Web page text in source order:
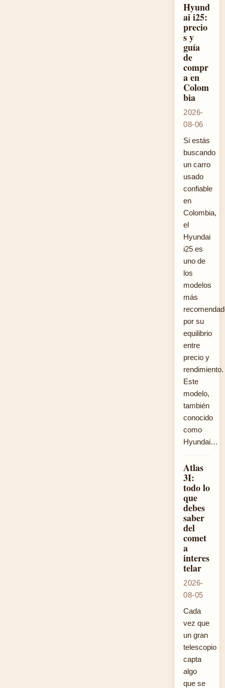
Hyund
ai i25:
precio
s y
guía
de
compr
a en
Colom
bia
2026-
08-06
Si estás
buscando
un carro
usado
confiable
en
Colombia,
el
Hyundai
i25 es
uno de
los
modelos
más
por su
equilibrio
entre
precio y
rendimiento.
Este
modelo,
también
conocido
como
Hyundai…
Atlas
3I:
todo lo
que
debes
saber
del
comet
a
interes
telar
2026-
08-05
Cada
vez que
un gran
telescopio
capta
algo
que se